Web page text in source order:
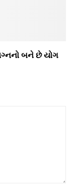
બને છે યોગ